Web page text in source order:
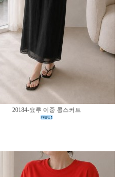
20184-요루 이중 롱스커트